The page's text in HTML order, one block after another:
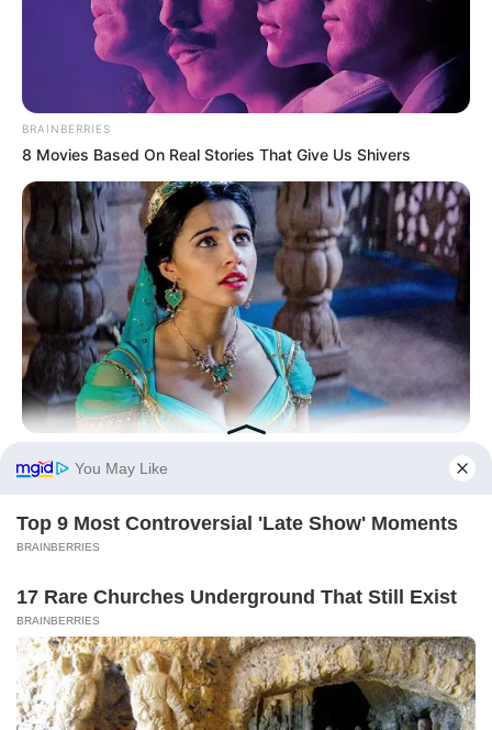
BRAINBERRIES
8 Movies Based On Real Stories That Give Us Shivers
Disney Princesses: Which Live-Action Version Do You Prefer?
BRAINBERRIES
46 Years Later, The Blue Lagoon Stars Look Unrecognizable